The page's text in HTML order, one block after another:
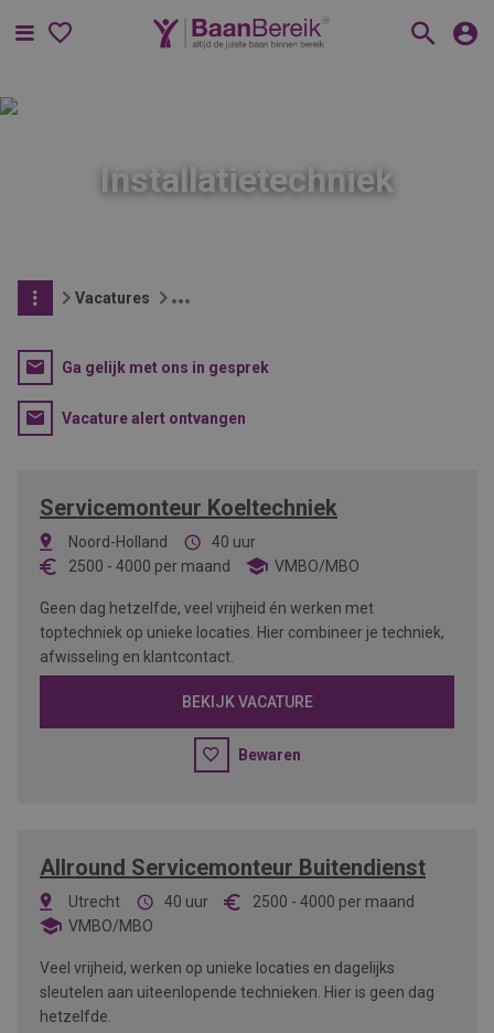
Menu
Installatietechniek
Vacatures
Ga gelijk met ons in gesprek
Vacature alert ontvangen
Servicemonteur Koeltechniek
Noord-Holland
40 uur
2500 - 4000 per maand VMBO/MBO
Geen dag hetzelfde, veel vrijheid én werken met
toptechniek op unieke locaties. Hier combineer je techniek,
afwisseling en klantcontact.
BEKIJK VACATURE
Bewaren
Allround Servicemonteur Buitendienst
Utrecht 40 uur 2500 - 4000 per maand
VMBO/MBO
Veel vrijheid, werken op unieke locaties en dagelijks
sleutelen aan uiteenlopende technieken. Hier is geen dag
hetzelfde.